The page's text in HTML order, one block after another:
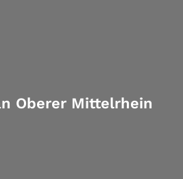
Oberer Mittelrhein